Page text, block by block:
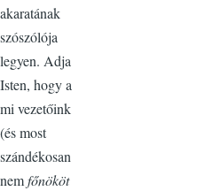
akaratának
szószólója
legyen. Adja
Isten, hogy a
mi vezetőink
(és most
szándékosan
nemfőnököt